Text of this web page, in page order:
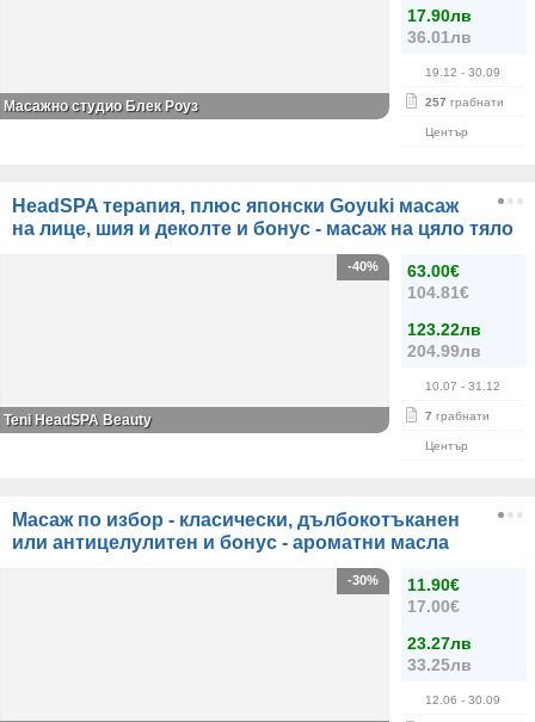
17.90лв
36.01лв
19.12 - 30.09
257 грабнати
Център
Масажно студио Блек Роуз
HeadSPA терапия, плюс японски Goyuki масаж
на лице, шия и деколте и бонус - масаж на цяло тяло
63.00€
104.81€
123.22лв
204.99лв
10.07 - 31.12
7 грабнати
Център
-40%
Teni HeadSPA Beauty
Масаж по избор - класически, дълбокотъканен
или антицелулитен и бонус - ароматни масла
11.90€
17.00€
23.27лв
33.25лв
12.06 - 30.09
-30%